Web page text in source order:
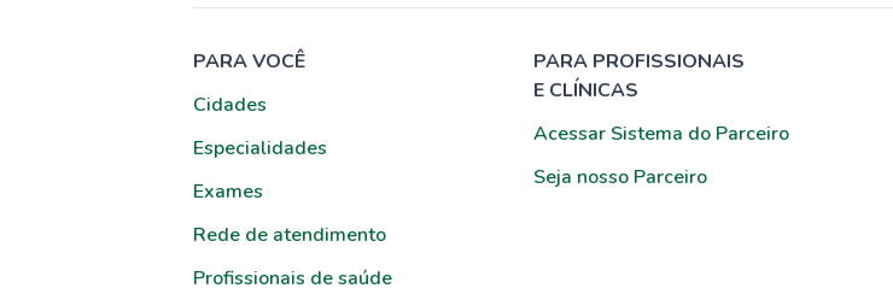
PARA VOCÊ
Cidades
Especialidades
Exames
Rede de atendimento
Profissionais de saúde
PARA PROFISSIONAIS
E CLÍNICAS
Acessar Sistema do Parceiro
Seja nosso Parceiro